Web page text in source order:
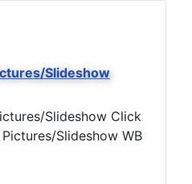
Slideshow
Slideshow Click
Slideshow WB